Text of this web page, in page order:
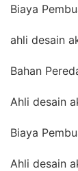
Biaya
ahli desain
Bahan
Ahli desain
Biaya
Ahli desain